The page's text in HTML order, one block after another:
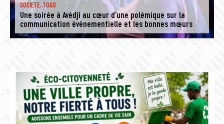
SOCIETE,TOGO
Une soirée à Avédji au cœur d’une polémique sur la
communication événementielle et les bonnes mœurs